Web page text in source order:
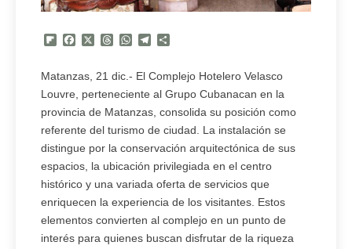
Flipboard
FacebookThreadsWhatsApp
Telegram
Matanzas, 21 dic.- El Complejo Hotelero Velasco
Louvre, perteneciente al Grupo Cubanacan en la
provincia de Matanzas, consolida su posición como
referente del turismo de ciudad. La instalación se
distingue por la conservación arquitectónica de sus
espacios, la ubicación privilegiada en el centro
histórico y una variada oferta de servicios que
enriquecen la experiencia de los visitantes. Estos
elementos convierten al complejo en un punto de
interés para quienes buscan disfrutar de la riqueza